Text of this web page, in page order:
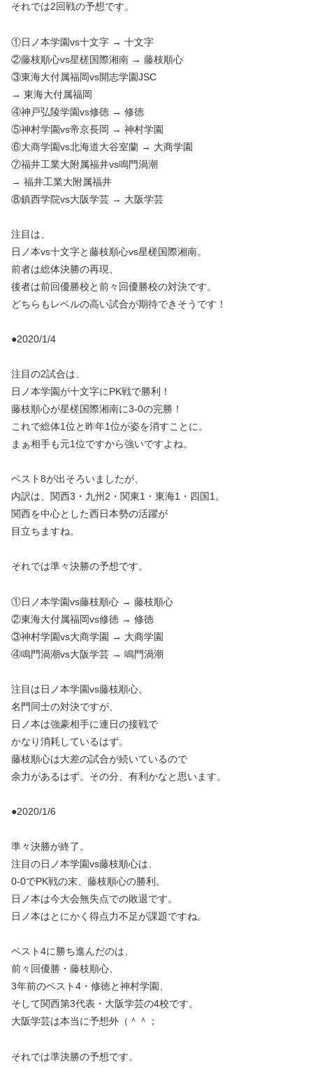
それでは2回戦の予想です。
①日ノ本学園vs十文字 → 十文字
②藤枝順心vs星槎国際湘南 → 藤枝順心
③東海大付属福岡vs開志学園JSC
→ 東海大付属福岡
④神戸弘陵学園vs修徳 → 修徳
⑤神村学園vs帝京長岡 → 神村学園
⑥大商学園vs北海道大谷室蘭 → 大商学園
⑦福井工業大附属福井vs鳴門渦潮
→ 福井工業大附属福井
⑧鎮西学院vs大阪学芸 → 大阪学芸
注目は、
日ノ本vs十文字と藤枝順心vs星槎国際湘南。
前者は総体決勝の再現、
後者は前回優勝校と前々回優勝校の対決です。
どちらもレベルの高い試合が期待できそうです！
●2020/1/4
注目の2試合は、
日ノ本学園が十文字にPK戦で勝利！
藤枝順心が星槎国際湘南に3-0の完勝！
これで総体1位と昨年1位が姿を消すことに。
まぁ相手も元1位ですから強いですよね。
ベスト8が出そろいましたが、
内訳は、関西3・九州2・関東1・東海1・四国1。
関西を中心とした西日本勢の活躍が
目立ちますね。
それでは準々決勝の予想です。
①日ノ本学園vs藤枝順心 → 藤枝順心
②東海大付属福岡vs修徳 → 修徳
③神村学園vs大商学園 → 大商学園
④鳴門渦潮vs大阪学芸 → 鳴門渦潮
注目は日ノ本学園vs藤枝順心。
名門同士の対決ですが、
日ノ本は強豪相手に連日の接戦で
かなり消耗しているはず。
藤枝順心は大差の試合が続いているので
余力があるはず。その分、有利かなと思います。
●2020/1/6
準々決勝が終了。
注目の日ノ本学園vs藤枝順心は、
0-0でPK戦の末、藤枝順心の勝利。
日ノ本は今大会無失点での敗退です。
日ノ本はとにかく得点力不足が課題ですね。
ベスト4に勝ち進んだのは、
前々回優勝・藤枝順心、
3年前のベスト4・修徳と神村学園、
そして関西第3代表・大阪学芸の4校です。
大阪学芸は本当に予想外（＾＾；
それでは準決勝の予想です。